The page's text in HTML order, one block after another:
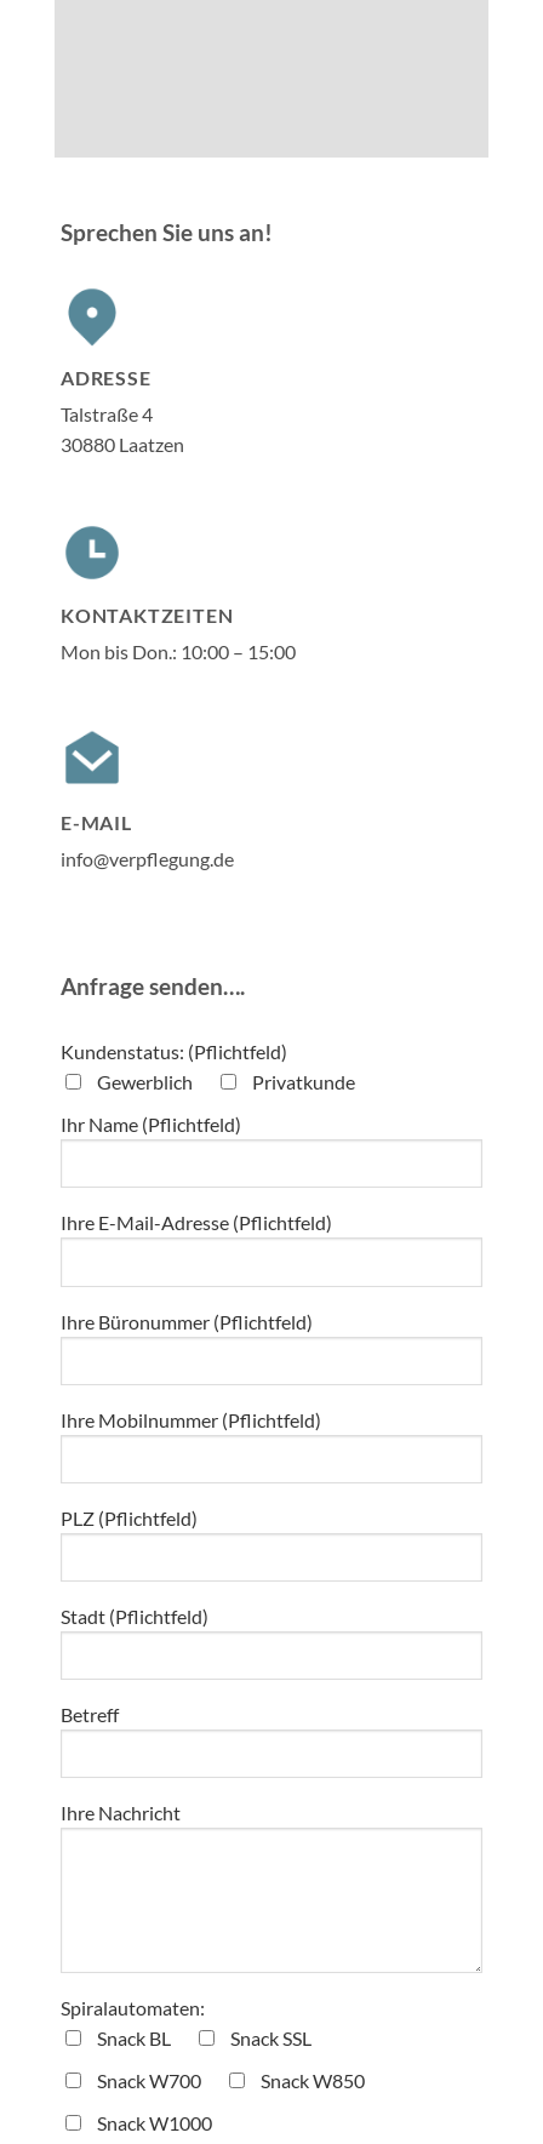
Sprechen Sie uns an!
ADRESSE
Talstraße 4
30880 Laatzen
KONTAKTZEITEN
Mon bis Don.: 10:00 – 15:00
E-MAIL
info@verpflegung.de
Anfrage senden….
Kundenstatus: (Pflichtfeld)
Gewerblich
Privatkunde
Ihr Name (Pflichtfeld)
Ihre E-Mail-Adresse (Pflichtfeld)
Ihre Büronummer (Pflichtfeld)
Ihre Mobilnummer (Pflichtfeld)
PLZ (Pflichtfeld)
Stadt (Pflichtfeld)
Betreff
Ihre Nachricht
Spiralautomaten:
Snack BL
Snack SSL
Snack W700
Snack W850
Snack W1000